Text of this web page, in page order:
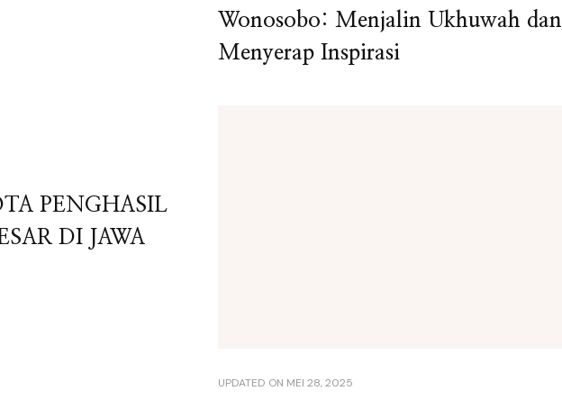
Wonosobo: Menjalin Ukhuwah dan
Menyerap Inspirasi
PENGHASIL
DI JAWA
UPDATED ON MEI 28, 2025